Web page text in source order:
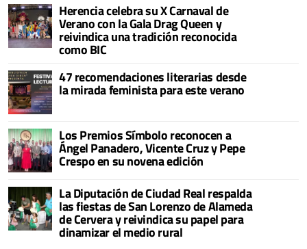
Herencia celebra su X Carnaval de
Verano con la Gala Drag Queen y
reivindica una tradición reconocida
como BIC
47 recomendaciones literarias desde
la mirada feminista para este verano
Los Premios Símbolo reconocen a
Ángel Panadero, Vicente Cruz y Pepe
Crespo en su novena edición
La Diputación de Ciudad Real respalda
las fiestas de San Lorenzo de Alameda
de Cervera y reivindica su papel para
dinamizar el medio rural